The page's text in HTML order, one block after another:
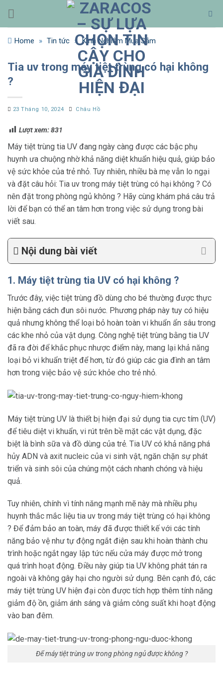
qua
nội
dungHome » Tin tức » Kinh Nghiệm Mua Sắm
Tia uv trong máy tiệt trùng có hại không
?
23 Tháng 10, 2024 Châu Hồ
Lượt xem:831
Máy tiệt trùng tia UV đang ngày càng được các bậc phụ
huynh ưa chuộng nhờ khả năng diệt khuẩn hiệu quả, giúp bảo
vệ sức khỏe của trẻ nhỏ. Tuy nhiên, nhiều bà mẹ vẫn lo ngại
và đặt câu hỏi: Tia uv trong máy tiệt trùng có hại không ? Có
nên đặt trong phòng ngủ không ? Hãy cùng khám phá câu trả
lời để bạn có thể an tâm hơn trong việc sử dụng trong bài
viết sau.
Nội dung bài viết
1. Máy tiệt trùng tia UV có hại không ?
Trước đây, việc tiệt trùng đồ dùng cho bé thường được thực
hiện bằng cách đun sôi nước. Phương pháp này tuy có hiệu
quả nhưng không thể loại bỏ hoàn toàn vi khuẩn ẩn sâu trong
các khe nhỏ của vật dụng. Công nghệ tiệt trùng bằng tia UV
đã ra đời để khắc phục nhược điểm này, mang lại khả năng
loại bỏ vi khuẩn triệt để hơn, từ đó giúp các gia đình an tâm
hơn trong việc bảo vệ sức khỏe cho trẻ nhỏ.
Máy tiệt trùng UV là thiết bị hiện đại sử dụng tia cực tím (UV)
để tiêu diệt vi khuẩn, vi rút trên bề mặt các vật dụng, đặc
biệt là bình sữa và đồ dùng của trẻ. Tia UV có khả năng phá
hủy ADN và axit nucleic của vi sinh vật, ngăn chặn sự phát
triển và sinh sôi của chúng một cách nhanh chóng và hiệu
quả.
Tuy nhiên, chính vì tính năng mạnh mẽ này mà nhiều phụ
huynh thắc mắc liệu tia uv trong máy tiệt trùng có hại không
? Để đảm bảo an toàn, máy đã được thiết kế với các tính
năng bảo vệ như tự động ngắt điện sau khi hoàn thành chu
trình hoặc ngắt ngay lập tức nếu cửa máy được mở trong
quá trình hoạt động. Điều này giúp tia UV không phát tán ra
ngoài và không gây hại cho người sử dụng. Bên cạnh đó, các
máy tiệt trùng UV hiện đại còn được tích hợp thêm tính năng
giảm độ ồn, giảm ánh sáng và giảm công suất khi hoạt động
vào ban đêm.
Để máy tiệt trùng uv trong phòng ngủ được không ?